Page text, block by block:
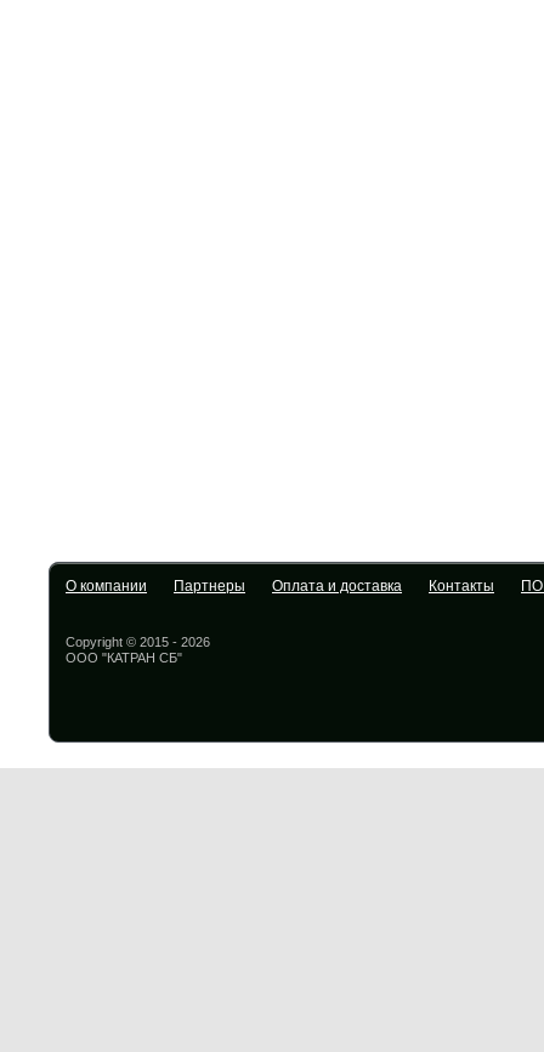
О компании Партнеры Оплата и доставка Контакты
Copyright © 2015 - 2026
ООО "КАТРАН СБ"